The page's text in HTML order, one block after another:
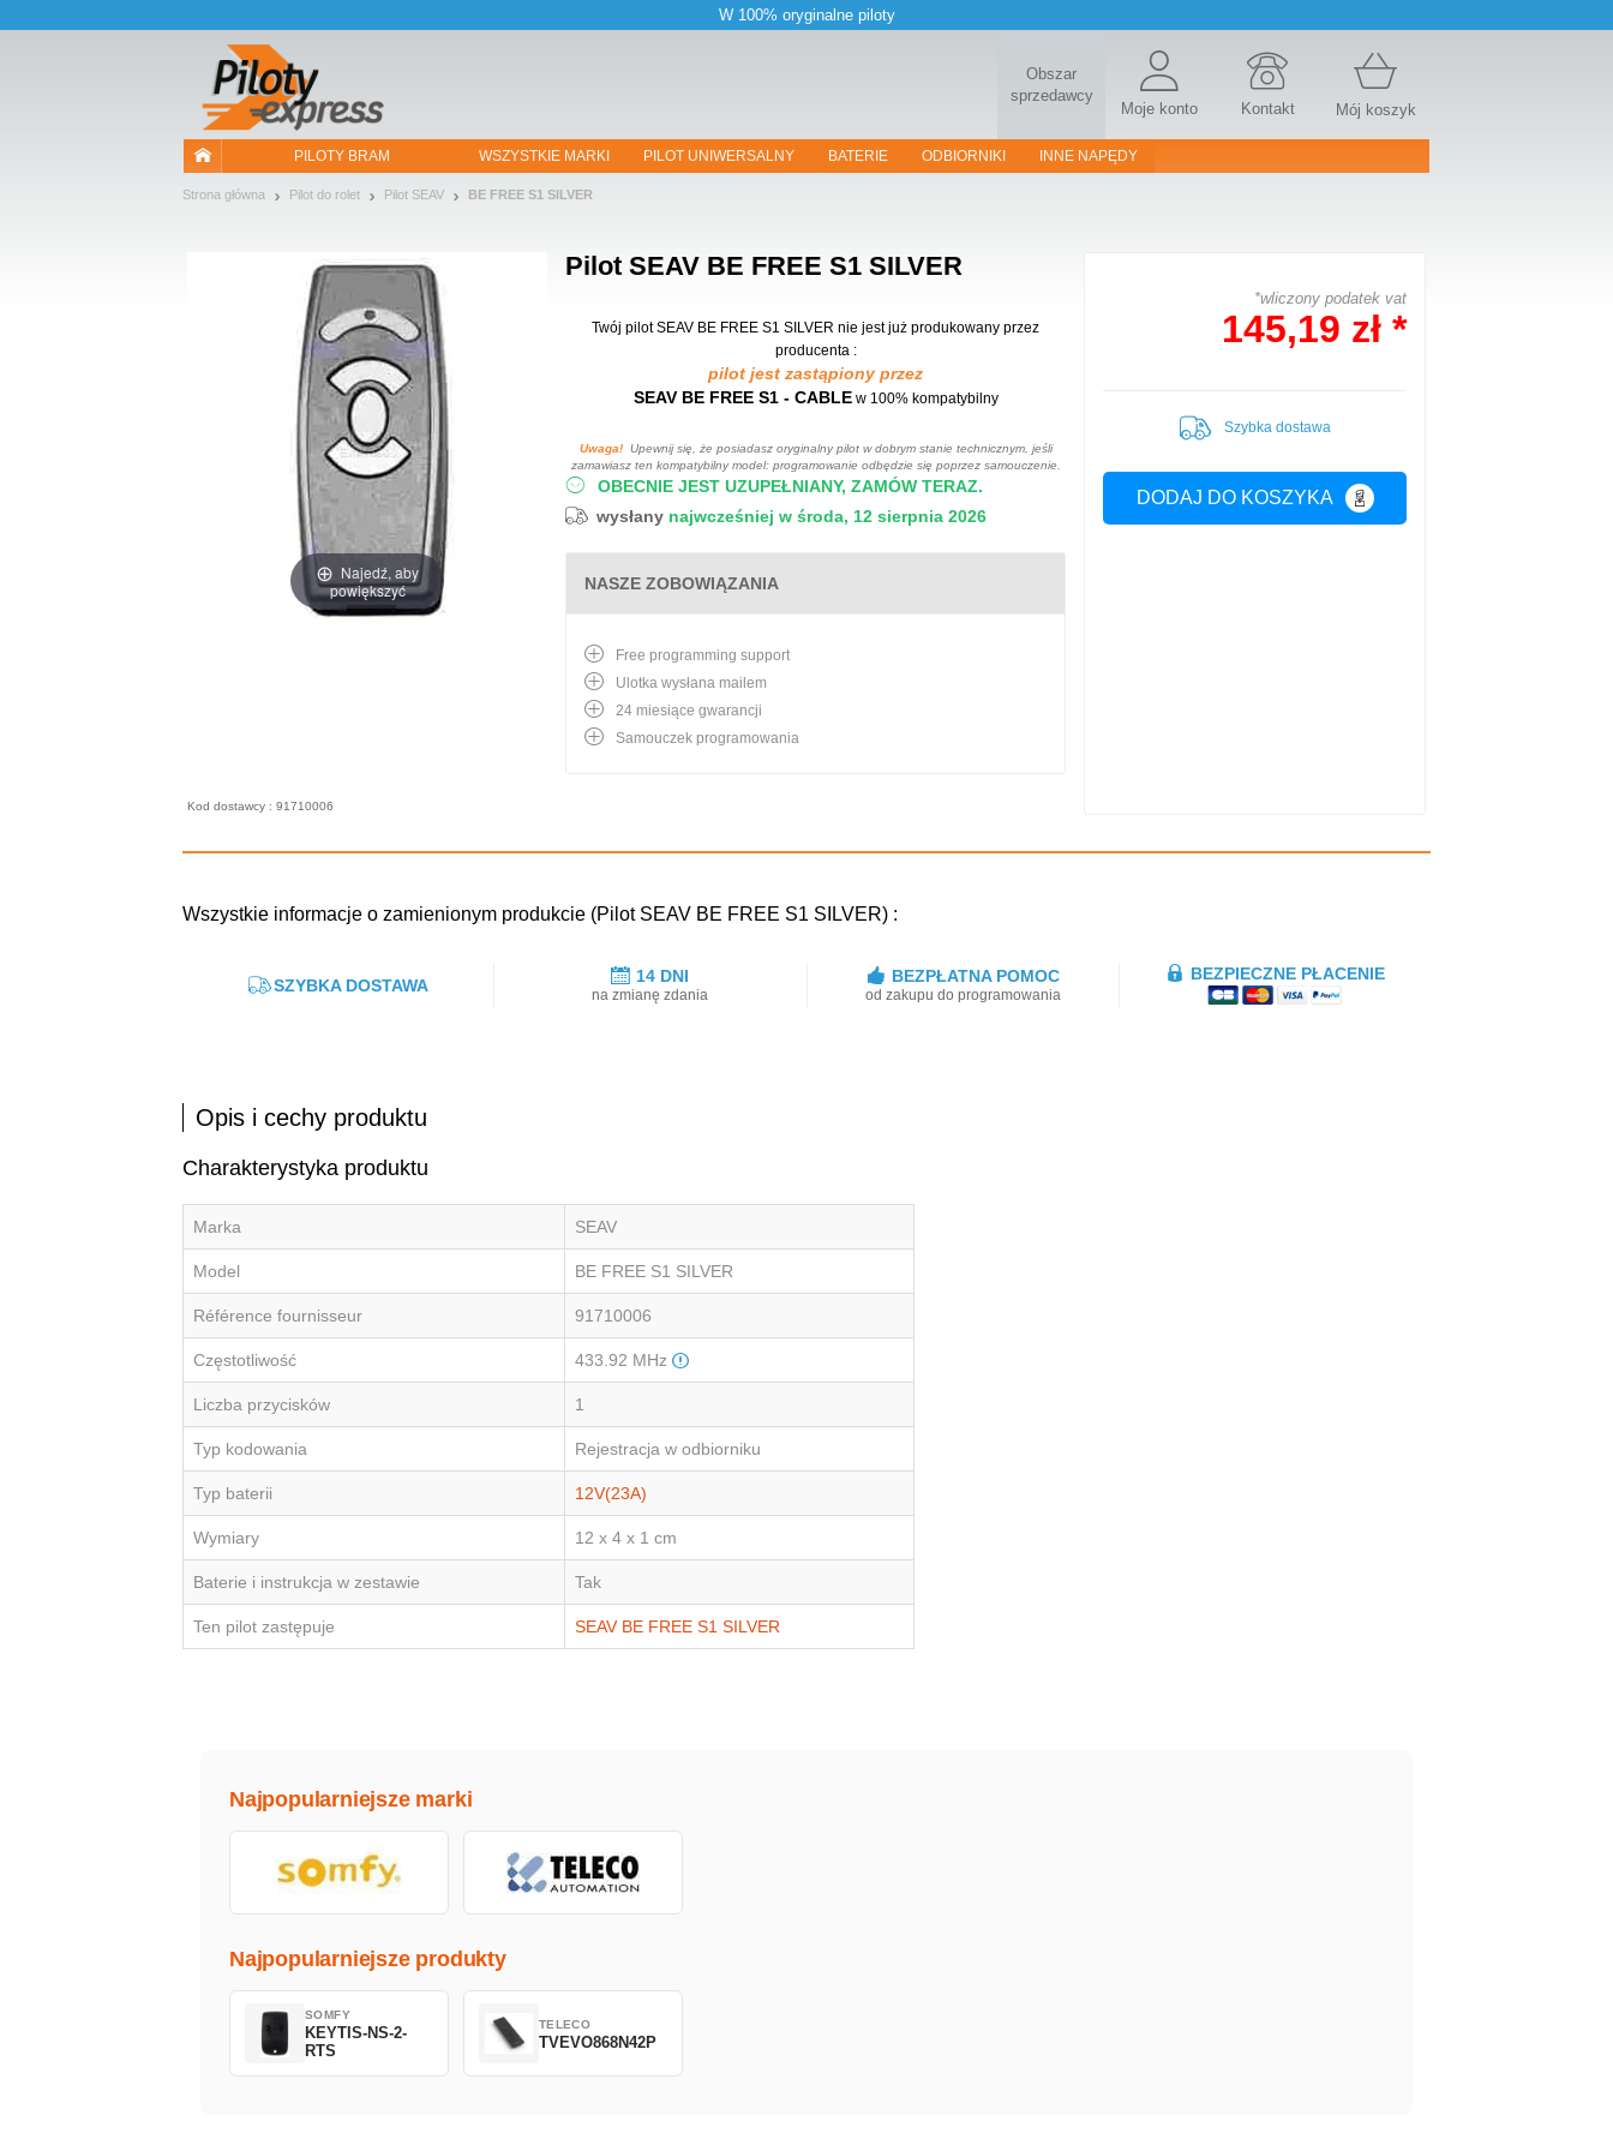
W 100% oryginalne piloty
Obszar
sprzedawcy
Moje konto Kontakt Mój koszyk
PILOTY BRAM WSZYSTKIE MARKI PILOT UNIWERSALNY BATERIE ODBIORNIKI INNE NAPĘDY
Strona główna Pilot do rolet Pilot SEAV BE FREE S1 SILVER
Pilot SEAV BE FREE S1 SILVER
Najedź, aby
powiększyć
Twój pilot SEAV BE FREE S1 SILVER nie jest już produkowany przez
producenta :
pilot jest zastąpiony przez
SEAV BE FREE S1 - CABLE w 100% kompatybilny
Uwaga!Upewnij się, że posiadasz oryginalny pilot w dobrym stanie technicznym, jeśli
zamawiasz ten kompatybilny model: programowanie odbędzie się poprzez samouczenie.
OBECNIE JEST UZUPEŁNIANY, ZAMÓW TERAZ.
wysłany najwcześniej w środa, 12 sierpnia 2026
*wliczony podatek vat
145,19 zł *
DODAJ DO KOSZYKA
Szybka dostawa
Kod dostawcy : 91710006
NASZE ZOBOWIĄZANIA
Free programming support
Ulotka wysłana mailem
24 miesiące gwarancji
Samouczek programowania
Wszystkie informacje o zamienionym produkcie (Pilot SEAV BE FREE S1 SILVER) :
SZYBKA DOSTAWA 14 DNI
na zmianę zdania
BEZPŁATNA POMOC
od zakupu do programowania
BEZPIECZNE PŁACENIE
Opis i cechy produktu
Charakterystyka produktu
Marka SEAV
Model BE FREE S1 SILVER
Référence fournisseur 91710006
Częstotliwość 433.92 MHz
Liczba przycisków 1
Typ kodowania Rejestracja w odbiorniku
Typ baterii 12V(23A)
Wymiary 12 x 4 x 1 cm
Baterie i instrukcja w zestawie Tak
Ten pilot zastępuje SEAV BE FREE S1 SILVER
Najpopularniejsze marki
Najpopularniejsze produkty
SOMFY
KEYTIS-NS-2-
RTS
TELECO
TVEVO868N42P